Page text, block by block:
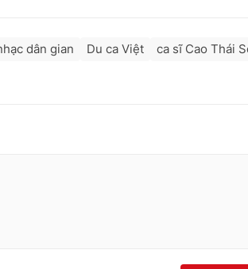
dân gian Du ca Việt
ca sĩ Cao Thái